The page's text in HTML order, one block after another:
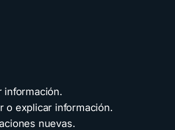
información.
o explicar información.
nuevas.